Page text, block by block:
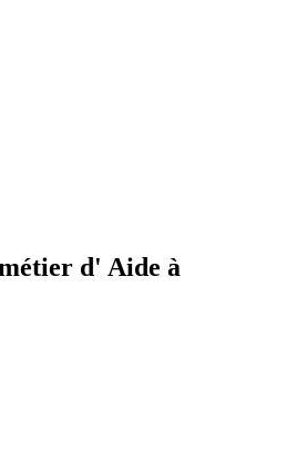
d' Aide à